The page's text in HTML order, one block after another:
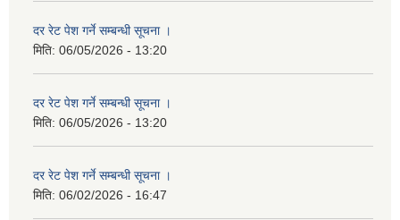
दर रेट पेश गर्ने सम्बन्धी सूचना ।
मिति: 06/05/2026 - 13:20
दर रेट पेश गर्ने सम्बन्धी सूचना ।
मिति: 06/05/2026 - 13:20
दर रेट पेश गर्ने सम्बन्धी सूचना ।
मिति: 06/02/2026 - 16:47